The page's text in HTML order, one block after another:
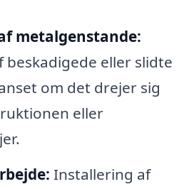
metalgenstande:
beskadigede eller slidte
om det drejer sig
eller
Installering af